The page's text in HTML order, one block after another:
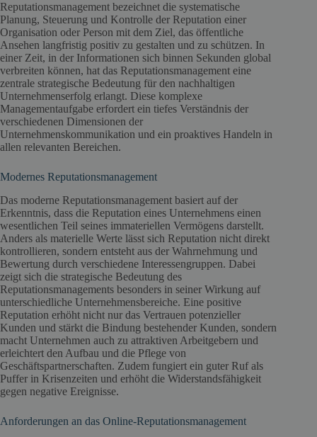
Reputationsmanagement bezeichnet die systematische
Planung, Steuerung und Kontrolle der Reputation einer
Organisation oder Person mit dem Ziel, das öffentliche
Ansehen langfristig positiv zu gestalten und zu schützen. In
einer Zeit, in der Informationen sich binnen Sekunden global
verbreiten können, hat das Reputationsmanagement eine
zentrale strategische Bedeutung für den nachhaltigen
Unternehmenserfolg erlangt. Diese komplexe
Managementaufgabe erfordert ein tiefes Verständnis der
verschiedenen Dimensionen der
Unternehmenskommunikation und ein proaktives Handeln in
allen relevanten Bereichen.
Modernes Reputationsmanagement
Das moderne Reputationsmanagement basiert auf der
Erkenntnis, dass die Reputation eines Unternehmens einen
wesentlichen Teil seines immateriellen Vermögens darstellt.
Anders als materielle Werte lässt sich Reputation nicht direkt
kontrollieren, sondern entsteht aus der Wahrnehmung und
Bewertung durch verschiedene Interessengruppen. Dabei
zeigt sich die strategische Bedeutung des
Reputationsmanagements besonders in seiner Wirkung auf
unterschiedliche Unternehmensbereiche. Eine positive
Reputation erhöht nicht nur das Vertrauen potenzieller
Kunden und stärkt die Bindung bestehender Kunden, sondern
macht Unternehmen auch zu attraktiven Arbeitgebern und
erleichtert den Aufbau und die Pflege von
Geschäftspartnerschaften. Zudem fungiert ein guter Ruf als
Puffer in Krisenzeiten und erhöht die Widerstandsfähigkeit
gegen negative Ereignisse.
Anforderungen an das Online-Reputationsmanagement